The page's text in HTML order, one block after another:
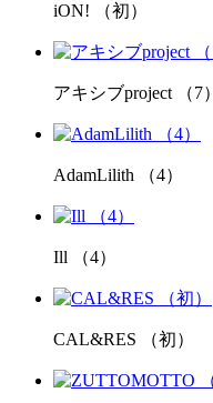
iON! （初）
アキシブproject （7）
AdamLilith （4）
Ill （4）
CAL&RES （初）